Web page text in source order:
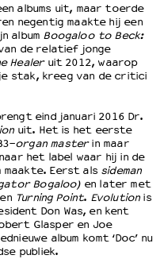
albums uit, maar toerde
negentig maakte hij een
album Boogaloo to Beck:
de relatief jonge
Healeruit 2012, waarop
stak, kreeg van de critici
eind januari 2016 Dr.
uit. Het is het eerste
organ masterin maar
het label waar hij in de
Eerst als sideman
Bogaloo)en later met
Turning Point. Evolutionis
Don Was, en kent
Glasper en Joe
album komt ‘Doc’ nu
publiek.